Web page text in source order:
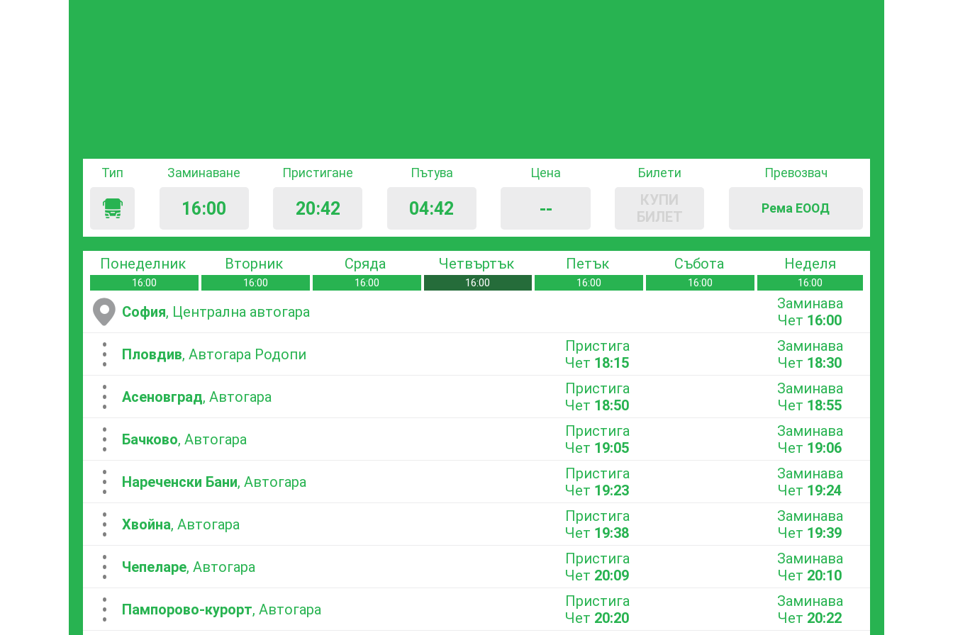
Тип Заминаване
16:00
Пристигане
20:42
Пътува
04:42
Цена
--
Билети
КУПИ
БИЛЕТ
Превозвач
Рема ЕООД
Понеделник
16:00
Вторник
16:00
Сряда
16:00
Четвъртък
16:00
Петък
16:00
Събота
16:00
Неделя
16:00
София, Централна автогара
Заминава
Чет 16:00
...Пловдив, Автогара Родопи
Пристига
Чет 18:15
Заминава
Чет 18:30
...Асеновград, Автогара
Пристига
Чет 18:50
Заминава
Чет 18:55
...Бачково, Автогара
Пристига
Чет 19:05
Заминава
Чет 19:06
...Нареченски Бани, Автогара
Пристига
Чет 19:23
Заминава
Чет 19:24
...Хвойна, Автогара
Пристига
Чет 19:38
Заминава
Чет 19:39
...Чепеларе, Автогара
Пристига
Чет 20:09
Заминава
Чет 20:10
...Пампорово-курорт, Автогара
Пристига
Чет 20:20
Заминава
Чет 20:22